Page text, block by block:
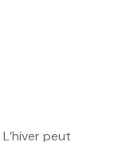
peut